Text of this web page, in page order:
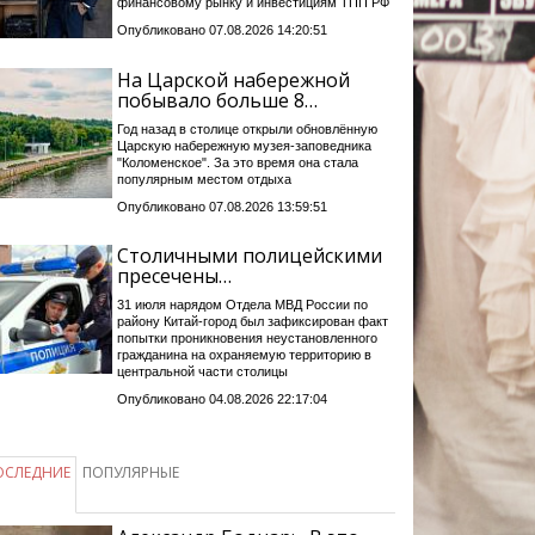
Опубликовано 07.08.2026 14:20:51
На Царской набережной
побывало больше 8…
Год назад в столице открыли обновлённую
Царскую набережную музея-заповедника
"Коломенское". За это время она стала
популярным местом отдыха
Опубликовано 07.08.2026 13:59:51
Столичными полицейскими
пресечены…
31 июля нарядом Отдела МВД России по
району Китай-город был зафиксирован факт
попытки проникновения неустановленного
гражданина на охраняемую территорию в
центральной части столицы
Опубликовано 04.08.2026 22:17:04
ПОПУЛЯРНЫЕ